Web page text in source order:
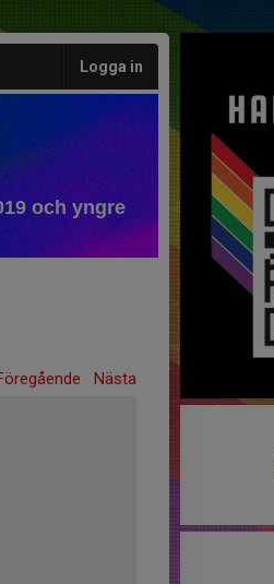
Logga in
och yngre
Nästa